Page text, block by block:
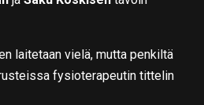
laitetaan vielä, mutta penkiltä
fysioterapeutin tittelin